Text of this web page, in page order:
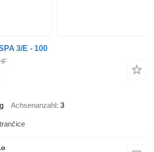
3/E - 100
Achsenanzahl 3